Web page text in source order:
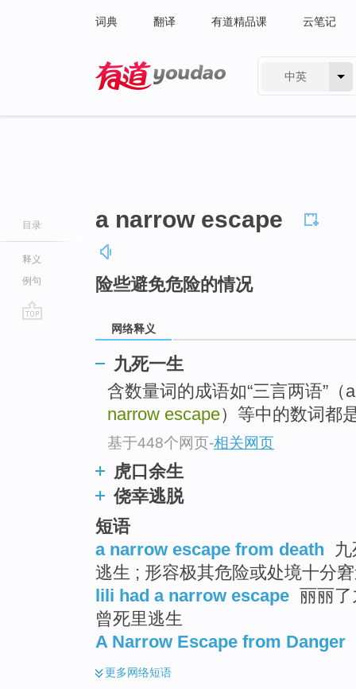
词典 翻译 有道精品课 云笔记
中英
目录
释义
例句
a narrow escape
险些避免危险的情况
网络释义
九死一生
含数量词的成语如“三言两语”（
narrow escape）等中的数词都
基于448个网页-相关网页
虎口余生
侥幸逃脱
短语
a narrow escape from death
逃生 ; 形容极其危险或处境十分
lili had a narrow escape 丽丽
曾死里逃生
A Narrow Escape from Danger
更多网络短语